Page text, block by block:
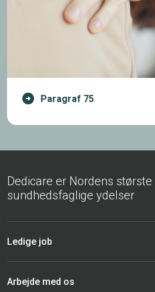
Paragraf 75
Dedicare er Nordens
sundhedsfaglige ydelser
Ledige job
Arbejde med os